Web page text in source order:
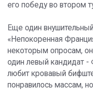
его победу во втором
Еще один
«Непокоренная
некоторым опросам,
один левый кандидат -
любит кровавый
понравилось массам,